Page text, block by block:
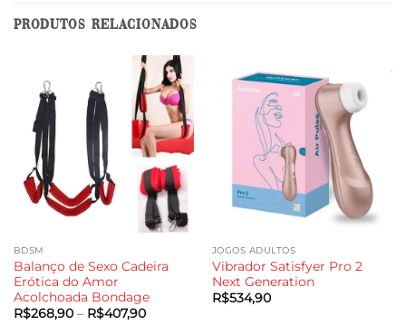
PRODUTOS RELACIONADOS
BDSM
Balanço de Sexo Cadeira
Erótica do Amor
Acolchoada Bondage
R$268,90 – R$407,90Faixa
JOGOS ADULTOS
Vibrador Satisfyer Pro 2
Next Generation
R$534,90